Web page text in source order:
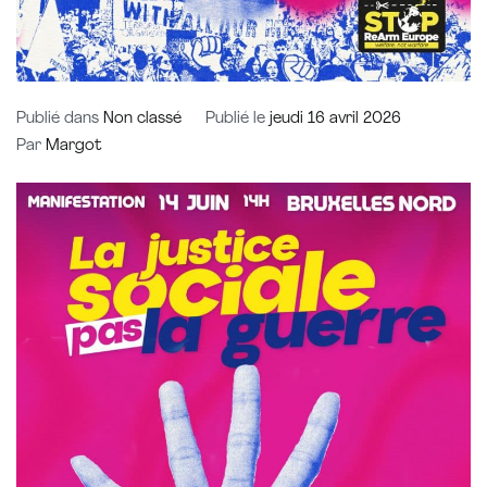
Publié dans Non classé Publié le jeudi 16 avril 2026
Par Margot